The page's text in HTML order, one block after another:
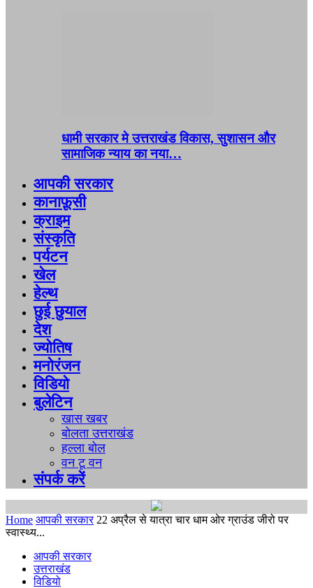
धामी सरकार मे उत्तराखंड विकास, सुशासन और
सामाजिक न्याय का नया…
आपकी सरकार
कानाफ़ूसी
क्राइम
संस्कृति
पर्यटन
खेल
हेल्थ
छुई छुयाल
देश
ज्योतिष
मनोरंजन
विडियो
बुलेटिन
खास खबर
बोलता उत्तराखंड
हल्ला बोल
वन टू वन
संपर्क करें
Home आपकी सरकार 22 अप्रैल से यात्रा चार धाम ओर ग्राउंड जीरो पर
स्वास्थ्य...
आपकी सरकार
उत्तराखंड
विडियो